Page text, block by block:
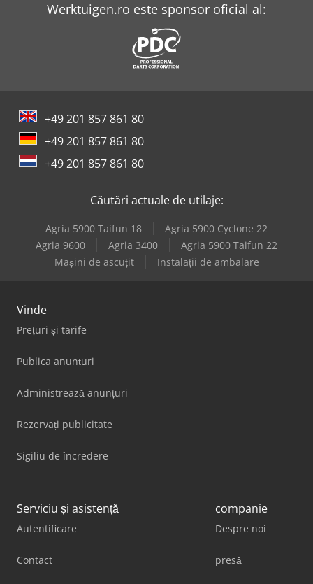
Werktuigen.ro este sponsor oficial al:
+49 201 857 861 80
+49 201 857 861 80
+49 201 857 861 80
Căutări actuale de utilaje:
Agria 5900 Taifun 18
Agria 5900 Cyclone 22
Agria 9600
Agria 3400
Agria 5900 Taifun 22
Mașini de ascuțit
Instalații de ambalare
Vinde
Prețuri și tarife
Publica anunțuri
Administrează anunțuri
Rezervați publicitate
Sigiliu de încredere
Serviciu și asistență
Autentificare
Contact
companie
Despre noi
presă